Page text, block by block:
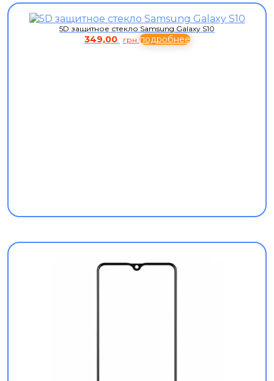
5D защитное стекло Samsung Galaxy S10
349,00 грн подробнее